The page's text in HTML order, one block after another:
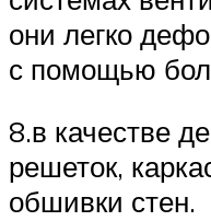
они легко
с помощью
8.в качестве
решеток,
обшивки стен.